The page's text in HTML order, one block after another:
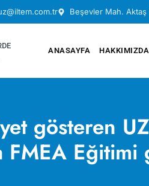
Beşevler Mah.
ANASAYFA HAKKIMIZDA
gösteren
FMEA